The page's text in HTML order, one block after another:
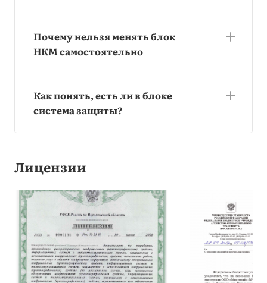
Почему нельзя менять блок
НКМ самостоятельно
Как понять, есть ли в блоке
система защиты?
Лицензии